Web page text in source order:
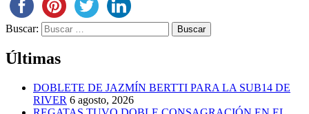
Buscar:
Últimas
DOBLETE DE JAZMÍN BERTTI PARA LA SUB14 DE
RIVER 6 agosto, 2026